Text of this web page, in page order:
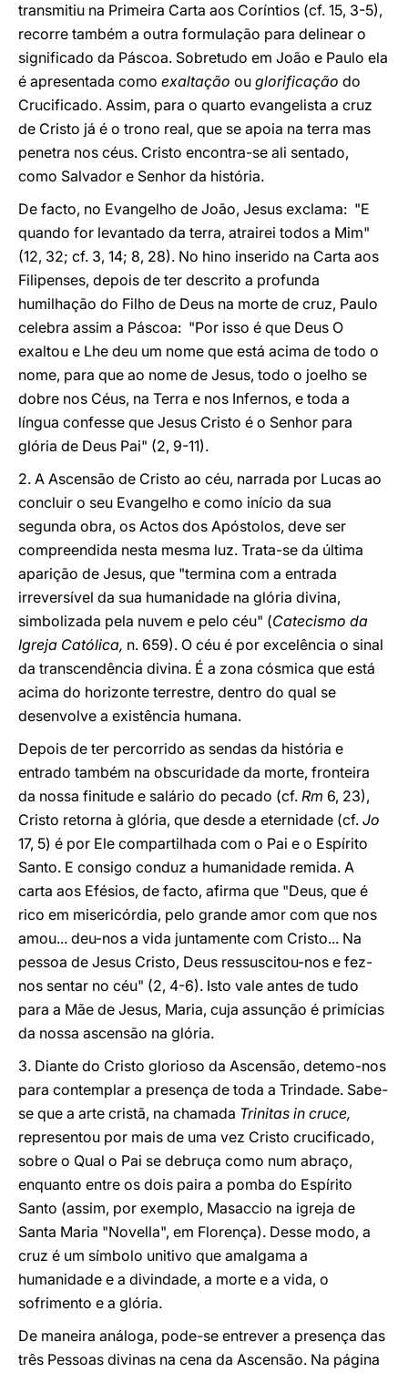
transmitiu na Primeira Carta aos Coríntios (cf. 15, 3-5),
recorre também a outra formulação para delinear o
significado da Páscoa. Sobretudo em João e Paulo ela
é apresentada como exaltação ou glorificação do
Crucificado. Assim, para o quarto evangelista a cruz
de Cristo já é o trono real, que se apoia na terra mas
penetra nos céus. Cristo encontra-se ali sentado,
como Salvador e Senhor da história.
De facto, no Evangelho de João, Jesus exclama: "E
quando for levantado da terra, atrairei todos a Mim"
(12, 32; cf. 3, 14; 8, 28). No hino inserido na Carta aos
Filipenses, depois de ter descrito a profunda
humilhação do Filho de Deus na morte de cruz, Paulo
celebra assim a Páscoa: "Por isso é que Deus O
exaltou e Lhe deu um nome que está acima de todo o
nome, para que ao nome de Jesus, todo o joelho se
dobre nos Céus, na Terra e nos Infernos, e toda a
língua confesse que Jesus Cristo é o Senhor para
glória de Deus Pai" (2, 9-11).
2. A Ascensão de Cristo ao céu, narrada por Lucas ao
concluir o seu Evangelho e como início da sua
segunda obra, os Actos dos Apóstolos, deve ser
compreendida nesta mesma luz. Trata-se da última
aparição de Jesus, que "termina com a entrada
irreversível da sua humanidade na glória divina,
simbolizada pela nuvem e pelo céu" (Catecismo da
Igreja Católica, n. 659). O céu é por excelência o sinal
da transcendência divina. É a zona cósmica que está
acima do horizonte terrestre, dentro do qual se
desenvolve a existência humana.
Depois de ter percorrido as sendas da história e
entrado também na obscuridade da morte, fronteira
da nossa finitude e salário do pecado (cf. Rm 6, 23),
Cristo retorna à glória, que desde a eternidade (cf. Jo
17, 5) é por Ele compartilhada com o Pai e o Espírito
Santo. E consigo conduz a humanidade remida. A
carta aos Efésios, de facto, afirma que "Deus, que é
rico em misericórdia, pelo grande amor com que nos
amou... deu-nos a vida juntamente com Cristo... Na
pessoa de Jesus Cristo, Deus ressuscitou-nos e fez-
nos sentar no céu" (2, 4-6). Isto vale antes de tudo
para a Mãe de Jesus, Maria, cuja assunção é primícias
da nossa ascensão na glória.
3. Diante do Cristo glorioso da Ascensão, detemo-nos
para contemplar a presença de toda a Trindade. Sabe-
se que a arte cristã, na chamada Trinitas in cruce,
representou por mais de uma vez Cristo crucificado,
sobre o Qual o Pai se debruça como num abraço,
enquanto entre os dois paira a pomba do Espírito
Santo (assim, por exemplo, Masaccio na igreja de
Santa Maria "Novella", em Florença). Desse modo, a
cruz é um símbolo unitivo que amalgama a
humanidade e a divindade, a morte e a vida, o
sofrimento e a glória.
De maneira análoga, pode-se entrever a presença das
três Pessoas divinas na cena da Ascensão. Na página